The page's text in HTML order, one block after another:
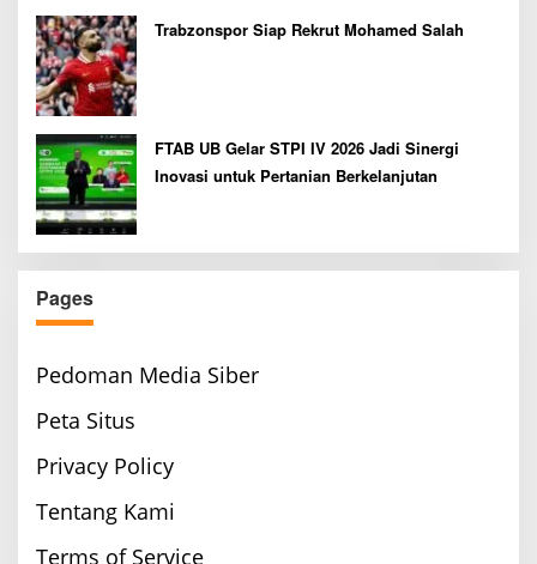
Trabzonspor Siap Rekrut Mohamed Salah
FTAB UB Gelar STPI IV 2026 Jadi Sinergi
Inovasi untuk Pertanian Berkelanjutan
Pages
Pedoman Media Siber
Peta Situs
Privacy Policy
Tentang Kami
Terms of Service